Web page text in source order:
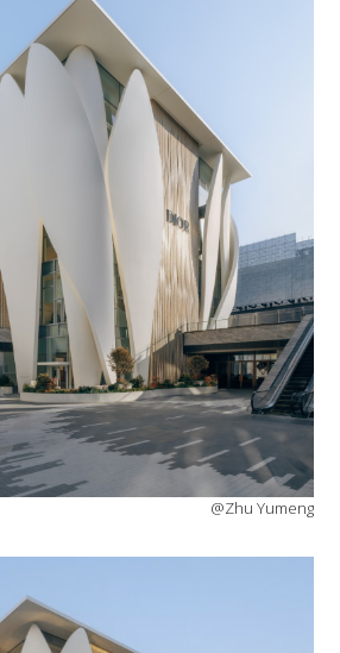
@Zhu Yumeng